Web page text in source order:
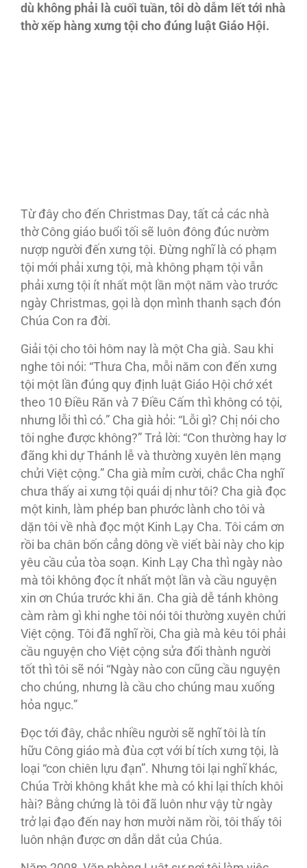
dù không phải là cuối tuần, tôi dò dẫm lết tới nhà
thờ xếp hàng xưng tội cho đúng luật Giáo Hội.
Từ đây cho đến Christmas Day, tất cả các nhà
thờ Công giáo buổi tối sẽ luôn đông đúc nườm
nượp người đến xưng tội. Ðừng nghĩ là có phạm
tội mới phải xưng tội, mà không phạm tội vẫn
phải xưng tội ít nhất một lần một năm vào trước
ngày Christmas, gọi là dọn mình thanh sạch đón
Chúa Con ra đời.
Giải tội cho tôi hôm nay là một Cha già. Sau khi
nghe tôi nói: “Thưa Cha, mỗi năm con đến xưng
tội một lần đúng quy định luật Giáo Hội chớ xét
theo 10 Ðiều Răn và 7 Ðiều Cấm thì không có tội,
nhưng lỗi thì có.” Cha già hỏi: “Lỗi gì? Chị nói cho
tôi nghe được không?” Trả lời: “Con thường hay lơ
đãng khi dự Thánh lễ và thường xuyên lên mạng
chửi Việt cộng.” Cha già mỉm cười, chắc Cha nghĩ
chưa thấy ai xưng tội quái dị như tôi? Cha già đọc
một kinh, làm phép ban phước lành cho tôi và
dặn tôi về nhà đọc một Kinh Lạy Cha. Tôi cám ơn
rồi ba chân bốn cẳng dông về viết bài này cho kịp
yêu cầu của tòa soạn. Kinh Lạy Cha thì ngày nào
mà tôi không đọc ít nhất một lần và cầu nguyện
xin ơn Chúa trước khi ăn. Cha già dễ tánh không
càm ràm gì khi nghe tôi nói tôi thường xuyên chửi
Việt cộng. Tôi đã nghĩ rồi, Cha già mà kêu tôi phải
cầu nguyện cho Việt cộng sửa đổi thành người
tốt thì tôi sẽ nói “Ngày nào con cũng cầu nguyện
cho chúng, nhưng là cầu cho chúng mau xuống
hỏa ngục.”
Ðọc tới đây, chắc nhiều người sẽ nghĩ tôi là tín
hữu Công giáo mà đùa cợt với bí tích xưng tội, là
loại “con chiên lựu đạn”. Nhưng tôi lại nghĩ khác,
Chúa Trời không khắt khe mà có khi lại thích khôi
hài? Bằng chứng là tôi đã luôn như vậy từ ngày
trở lại đạo đến nay hơn mười năm rồi, tôi thấy tôi
luôn nhận được ơn dẫn dắt của Chúa.